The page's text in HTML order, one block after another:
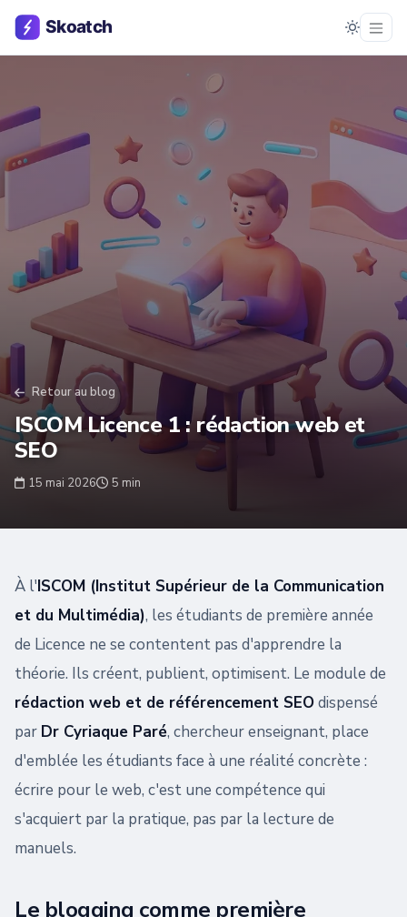
Retour au blog
ISCOM Licence 1 : rédaction web et
SEO
15 mai 2026 5 min
À l'ISCOM (Institut Supérieur de la Communication
et du Multimédia), les étudiants de première année
de Licence ne se contentent pas d'apprendre la
théorie. Ils créent, publient, optimisent. Le module de
rédaction web et de référencement SEOdispensé
par Dr Cyriaque Paré, chercheur enseignant, place
d'emblée les étudiants face à une réalité concrète :
écrire pour le web, c'est une compétence qui
s'acquiert par la pratique, pas par la lecture de
manuels.
Le blogging comme première